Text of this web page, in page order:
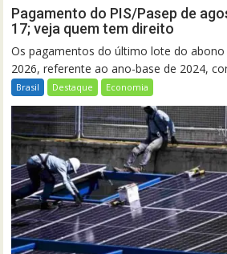
Pagamento do PIS/Pasep de
17; veja quem tem direito
Os pagamentos do último lote do abono
2026, referente ao ano-base de 2024,
Brasil Destaque Economia